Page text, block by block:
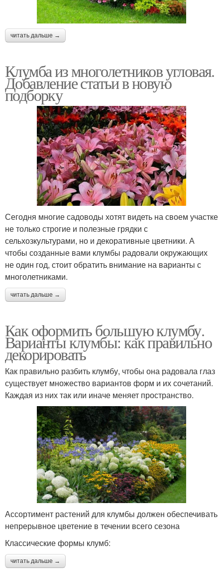
читать дальше →
Клумба из многолетников угловая.
Добавление статьи в новую
подборку
Сегодня многие садоводы хотят видеть на своем участке
не только строгие и полезные грядки с
сельхозкультурами, но и декоративные цветники. А
чтобы созданные вами клумбы радовали окружающих
не один год, стоит обратить внимание на варианты с
многолетниками.
читать дальше →
Как оформить большую клумбу.
Варианты клумбы: как правильно
декорировать
Как правильно разбить клумбу, чтобы она радовала глаз
существует множество вариантов форм и их сочетаний.
Каждая из них так или иначе меняет пространство.
Ассортимент растений для клумбы должен обеспечивать
непрерывное цветение в течении всего сезона
Классические формы клумб:
читать дальше →